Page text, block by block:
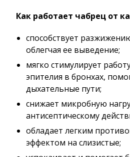
Как работает чабрец от
способствует
облегчая ее выведение;
мягко стимулирует
эпителия в бронхах,
дыхательные пути;
снижает микробную
антисептическому
обладает легким
эффектом на слизистые;